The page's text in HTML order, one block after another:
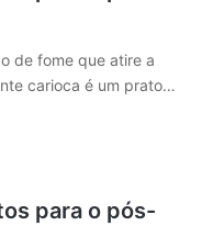
de fome que atire a
carioca é um prato…
para o pós-